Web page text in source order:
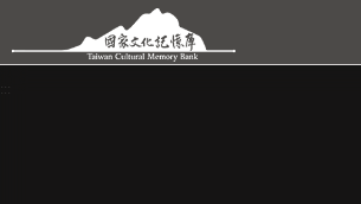
跳到主要內容區塊
:::